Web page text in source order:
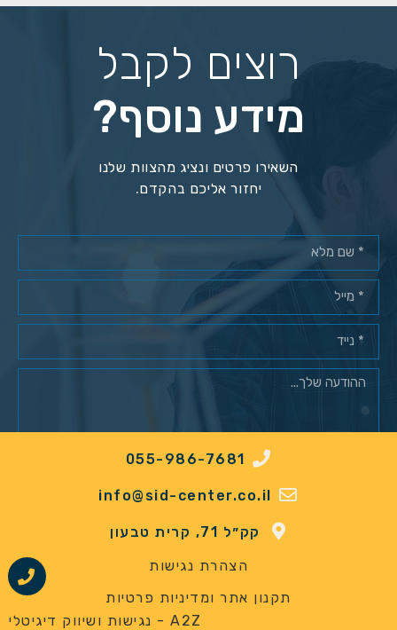
רוצים לקבל
מידע נוסף?
השאירו פרטים ונציג מהצוות שלנו
יחזור אליכם בהקדם.
מאשר/ת רישום למאגר לקוחות*
055-986-7681
info@sid-center.co.il
קק״ל 71, קרית טבעון
הצהרת נגישות
תקנון אתר ומדיניות פרטיות
A2Z - נגישות ושיווק דיגיטלי